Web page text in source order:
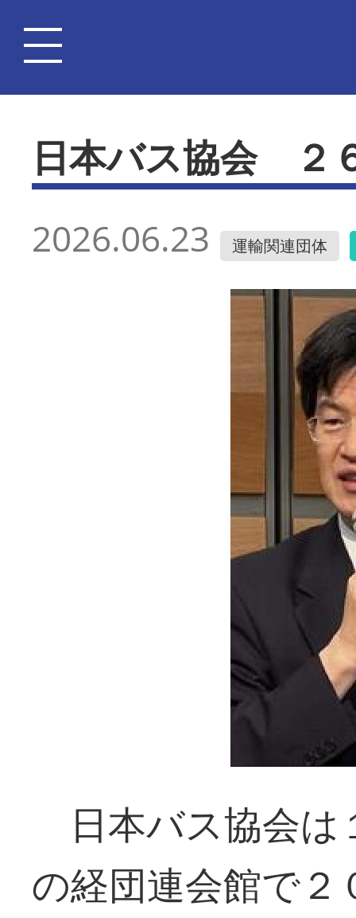
日本バス協会 ２
2026.06.23 運輸関連団体
日本バス協会は
の経団連会館で